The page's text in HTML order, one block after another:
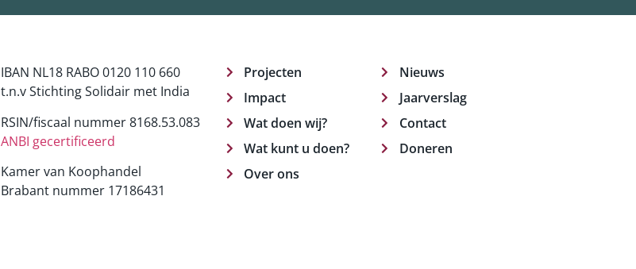
IBAN NL18 RABO 0120 110 660
t.n.v Stichting Solidair met India
RSIN/fiscaal nummer 8168.53.083
ANBI gecertificeerd
Kamer van Koophandel
Brabant nummer 17186431
Projecten
Impact
Wat doen wij?
Wat kunt u doen?
Over ons
Nieuws
Jaarverslag
Contact
Doneren